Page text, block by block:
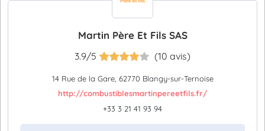
Martin Père Et Fils SAS
3.9/5 (10 avis)
14 Rue de la Gare, 62770 Blangy-sur-Ternoise
http://combustiblesmartinpereetfils.fr/
+33 3 21 41 93 94